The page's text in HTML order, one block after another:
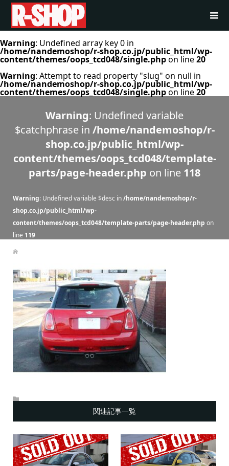
Warning: Undefined array key 0 in
/home/nandemoshop/r-shop.co.jp/public_html/wp-
content/themes/oops_tcd048/single.phpon line20
Warning: Attempt to read property "slug" on null in
/home/nandemoshop/r-shop.co.jp/public_html/wp-
content/themes/oops_tcd048/single.phpon line20
Warning: Undefined variable
$catchphrase in /home/nandemoshop/r-
shop.co.jp/public_html/wp-
content/themes/oops_tcd048/template-
parts/page-header.php on line 118
Warning: Undefined variable $desc in/home/nandemoshop/r-
shop.co.jp/public_html/wp-
content/themes/oops_tcd048/template-parts/page-header.php on
line 119
関連記事一覧